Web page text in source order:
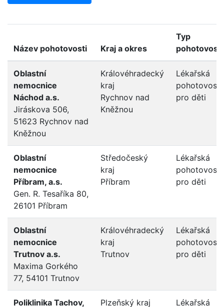
Název pohotovosti Kraj a okres
Typ
pohotovosti
Oblastní
nemocnice
Náchod a.s.
Jiráskova 506,
51623 Rychnov nad
Kněžnou
Královéhradecký
kraj
Rychnov nad
Kněžnou
Lékařská
pohotovost
pro děti
Oblastní
nemocnice
Příbram, a.s.
Gen. R. Tesaříka 80,
26101 Příbram
Středočeský
kraj
Příbram
Lékařská
pohotovost
pro děti
Oblastní
nemocnice
Trutnov a.s.
Maxima Gorkého
77, 54101 Trutnov
Královéhradecký
kraj
Trutnov
Lékařská
pohotovost
pro děti
Poliklinika Tachov,
Plzeňský kraj
Lékařská